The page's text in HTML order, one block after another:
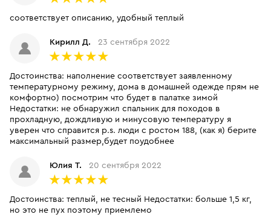
соответствует описанию, удобный теплый
Кирилл Д. 23 сентября 2022
Достоинства: наполнение соответствует заявленному
температурному режиму, дома в домашней одежде прям не
комфортно) посмотрим что будет в палатке зимой
Недостатки: не обнаружил спальник для походов в
прохладную, дождливую и минусовую температуру я
уверен что справится p.s. люди с ростом 188, (как я) берите
максимальный размер,будет поудобнее
Юлия Т. 20 сентября 2022
Достоинства: теплый, не тесный Недостатки: больше 1,5 кг,
но это не пух поэтому приемлемо